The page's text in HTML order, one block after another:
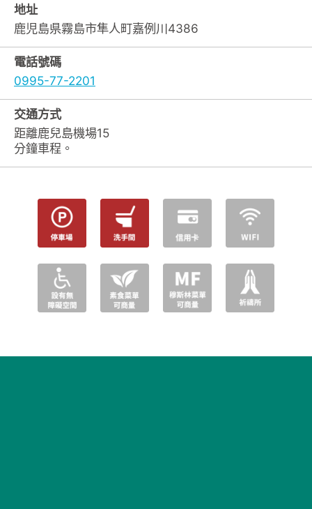
地址
鹿児島県霧島市隼人町嘉例川4386
電話號碼
0995-77-2201
交通方式
距離鹿兒島機場15
分鐘車程。